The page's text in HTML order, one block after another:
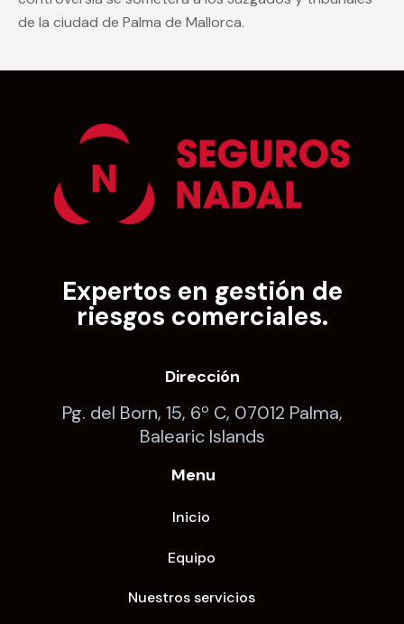
de la ciudad de Palma de Mallorca.
Expertos en gestión de
riesgos comerciales.
Dirección
Pg. del Born, 15, 6º C, 07012 Palma,
Balearic Islands
Menu
Inicio
Equipo
Nuestros servicios